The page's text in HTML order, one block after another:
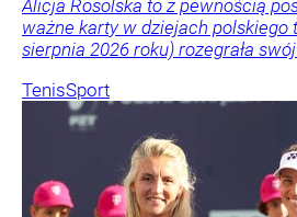
Alicja Rosolska to z pewnością
ważne karty w dziejach polskiego
sierpnia 2026 roku) rozegrała
TenisSport